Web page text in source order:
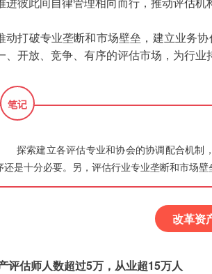
动打破专业垄断和市场壁垒，建立业务
、开放、竞争、有序的评估市场，为行业
笔记
探索建立各评估专业和协会的协调配合机制
还是十分必要。另，评估行业专业垄断和市场壁
改革资
评估师人数超过5万，从业超15万人